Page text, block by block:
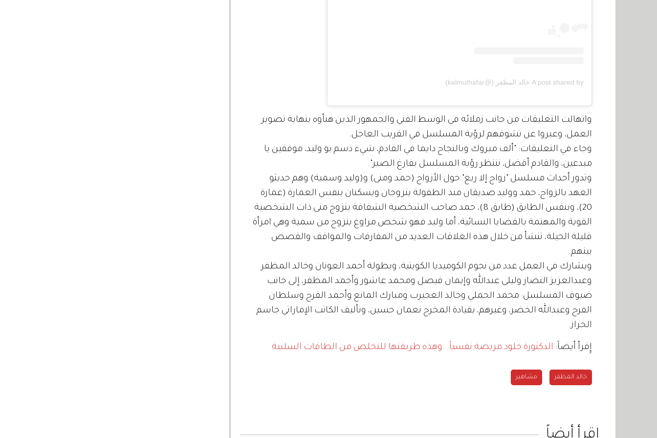
A post shared by خالد المظفر (@kalmuthafar)
وانهالت التعليقات من جانب زملائه في الوسط الفني والجمهور الذين هنأوه بنهاية تصوير
العمل، وعبروا عن تشوقهم لرؤية المسلسل في القريب العاجل.
وجاء في التعليقات: "ألف مبروك وبالنجاح دايما في القادم، شيء دسم بو وليد، موفقين يا
مبدعين، والقادم أفضل، ننتظر رؤية المسلسل بفارغ الصبر".
وتدور أحداث مسلسل "زواج إلا ربع" حول الأزواج (حمد ومنى) و(وليد وسمية) وهم حديثو
العهد بالزواج، حمد ووليد صديقان منذ الطفولة يتزوجان ويسكنان بنفس العمارة (عمارة
20)، وبنفس الطابق (طابق 8)، حمد صاحب الشخصية الشفافة يتزوج منى ذات الشخصية
القوية والمهتمة بالقضايا النسائية، أما وليد فهو شخص مراوغ يتزوج من سمية وهي امرأة
قليلة الحيلة، تنشأ من خلال هذه العلاقات العديد من المفارقات والمواقف والقصص
بينهم.
ويشارك في العمل عدد من نجوم الكوميديا الكويتية، وبطولة أحمد العونان وخالد المظفر
وعبدالعزيز النصار وليلى عبدالله وإيمان فيصل ومحمد عاشور وأحمد المظفر، إلى جانب
ضيوف المسلسل: محمد الحملي وخالد العجيرب ومبارك المانع وأحمد الفرج وسلطان
الفرج وعبدالله الخضر، وغيرهم، بقيادة المخرج نعمان حسين، وتأليف الكاتب الإماراتي جاسم
الخراز.
إٍقرأ أيضاً: الدكتورة خلود مريضة نفسياً.. وهذه طريقتها للتخلص من الطاقات السلبية
خالد المظفر مشاهير